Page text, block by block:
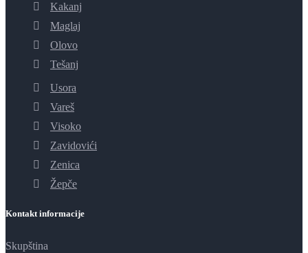
Kakanj
Maglaj
Olovo
Tešanj
Usora
Vareš
Visoko
Zavidovići
Zenica
Žepče
Kontakt informacije
Skupština